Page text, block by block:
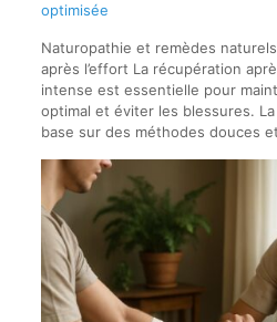
optimisée
Naturopathie et remèdes
après l’effort La récupération
intense est essentielle pour
optimal et éviter les blessures.
base sur des méthodes douces